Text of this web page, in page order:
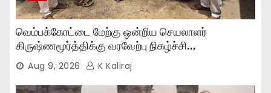
வெம்பக்கோட்டை மேற்கு ஒன்றிய செயலாளர்
கிருஷ்ணமூர்த்திக்கு வரவேற்பு நிகழ்ச்சி..,
Aug 9, 2026 K Kaliraj